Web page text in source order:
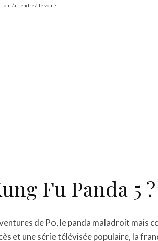
on s’attendre à le voir ?
Fu Panda 5 ?
de Po, le panda maladroit mais
et une série télévisée populaire, la